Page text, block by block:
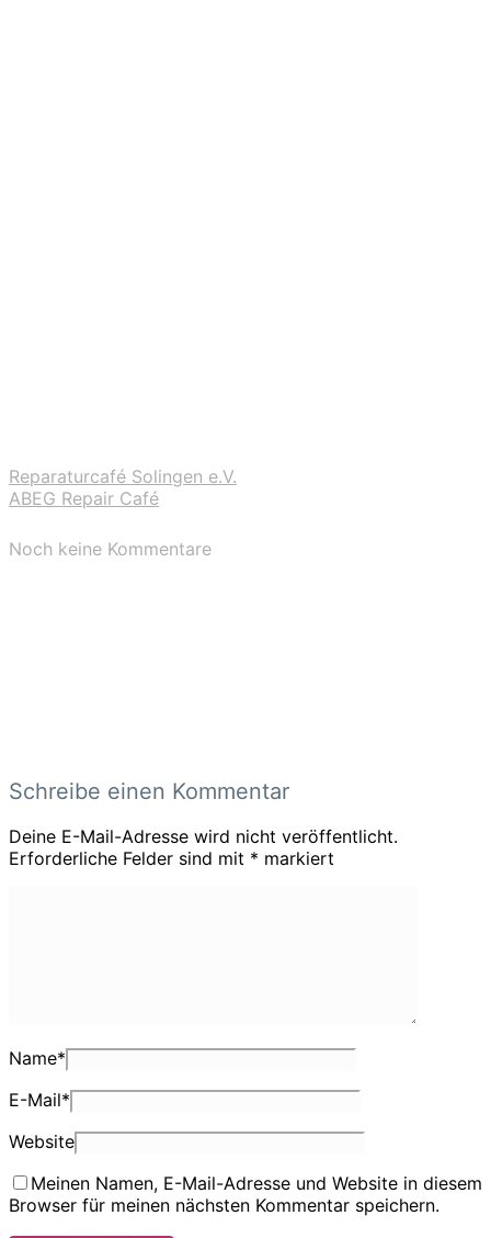
Reparaturcafé Solingen e.V.
ABEG Repair Café
Noch keine Kommentare
Schreibe einen Kommentar
Deine E-Mail-Adresse wird nicht veröffentlicht.
Erforderliche Felder sind mit * markiert
Name*
E-Mail*
Website
Meinen Namen, E-Mail-Adresse und Website in diesem
Browser für meinen nächsten Kommentar speichern.